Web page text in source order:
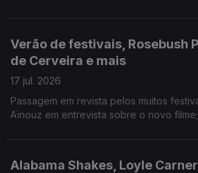
Verão de festivais, Rosebush
de Cerveira e mais
17 jul. 2026
Passagem em revista pelos muitos
Aïnouz em entrevista sobre o novo
Alabama Shakes, Loyle